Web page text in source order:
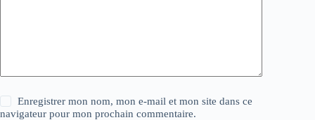
Enregistrer mon nom, mon e-mail et mon site dans ce
navigateur pour mon prochain commentaire.